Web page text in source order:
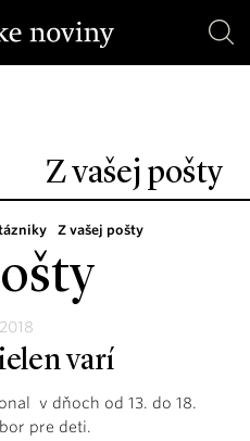
Z vašej pošty
Z vašej pošty
varí
v dňoch od 13. do 18.
pre deti.